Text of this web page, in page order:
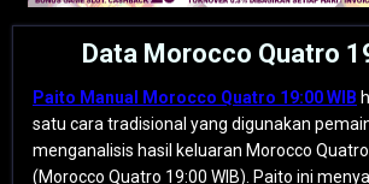
Data Morocco Quatro
Paito Manual Morocco Quatro 19:00 WIB
satu cara tradisional yang digunakan
menganalisis hasil keluaran Morocco Quatro
(Morocco Quatro 19:00 WIB). Paito ini